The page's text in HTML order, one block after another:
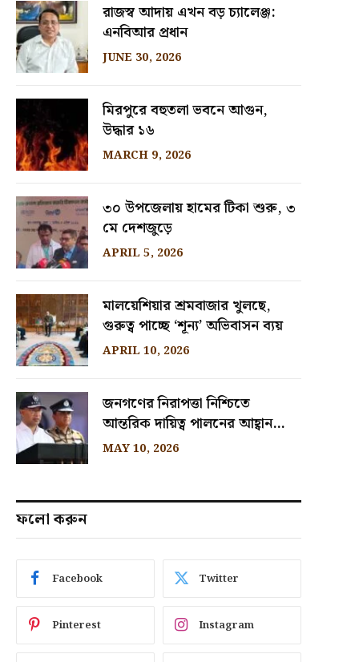
রাজস্ব আদায় এখন বড় চ্যালেঞ্জ:
এনবিআর প্রধান
JUNE 30, 2026
মিরপুরে বহুতলা ভবনে আগুন,
উদ্ধার ১৬
MARCH 9, 2026
৩০ উপজেলায় হামের টিকা শুরু, ৩
মে দেশজুড়ে
APRIL 5, 2026
মালয়েশিয়ার শ্রমবাজার খুলছে,
গুরুত্ব পাচ্ছে ‘শূন্য’ অভিবাসন ব্যয়
APRIL 10, 2026
জনগণের নিরাপত্তা নিশ্চিতে
আন্তরিক দায়িত্ব পালনের আহ্বান
প্রধানমন্ত্রীর
MAY 10, 2026
ফলো করুন
Facebook Twitter
Pinterest Instagram